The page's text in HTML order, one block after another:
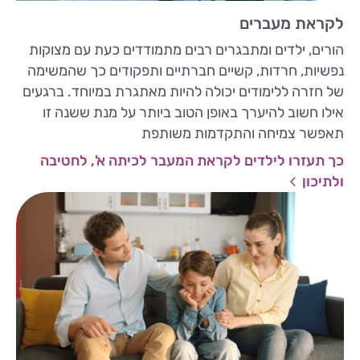
לקראת מעברים
הורים, ילדים ומתבגרים רבים מתמודדים כעת עם מצוקות
נפשיות, חרדות, קשיים חברתיים ותפקודים כך שהמשימה
של חזרה ללימודים יכולה להיות מאתגרת במיוחד. ברגעים
אילו חשוב להיערך באופן הטוב ביותר על מנת ששנה זו
תאפשר צמיחה והתקדמות משותפת
כך תעזרו לילדים לקראת המעבר לכיתה א', לחטיבה
ולתיכון